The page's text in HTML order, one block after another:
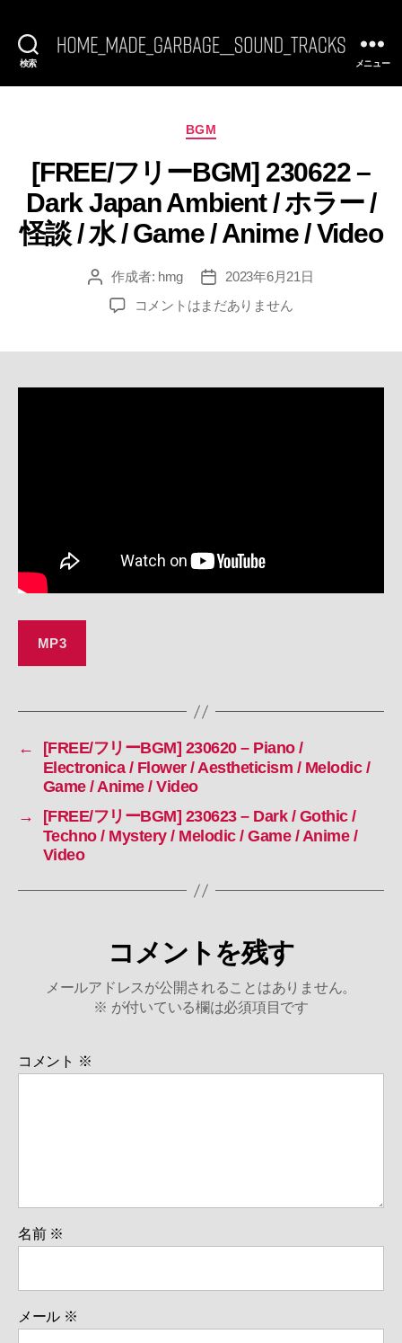
検索
BGM]
SoundTracks
メニュー
カ
ゴ
リ
ー
BGM
[FREE/フリーBGM] 230622 –
Dark Japan Ambient / ホラー /
怪談 / 水 / Game / Anime / Video
投
作成者: hmg
投
稿
日
2023年6月21日
[FREE/
ー
Anime
/
Video
の
コメントはまだありません
MP3
←
[FREE/フリーBGM] 230620 – Piano /
Electronica / Flower / Aestheticism / Melodic /
Game / Anime / Video
→
[FREE/フリーBGM] 230623 – Dark / Gothic /
Techno / Mystery / Melodic / Game / Anime /
Video
コメントを残す
メールアドレスが公開されることはありません。
※ が付いている欄は必須項目です
コメント ※
名前 ※
メール ※